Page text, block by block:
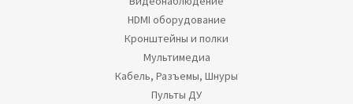
HDMI оборудование
Кронштейны и полки
Мультимедиа
Кабель, Разъемы, Шнуры
Пульты ДУ